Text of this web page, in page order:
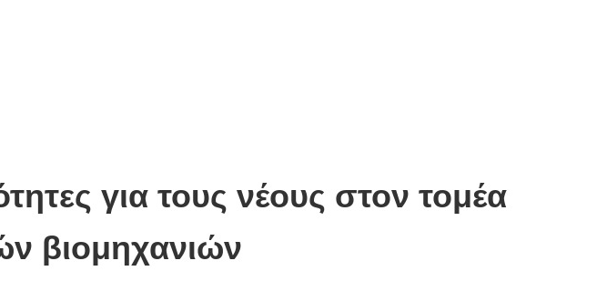
για τους νέους στον τομέα
βιομηχανιών